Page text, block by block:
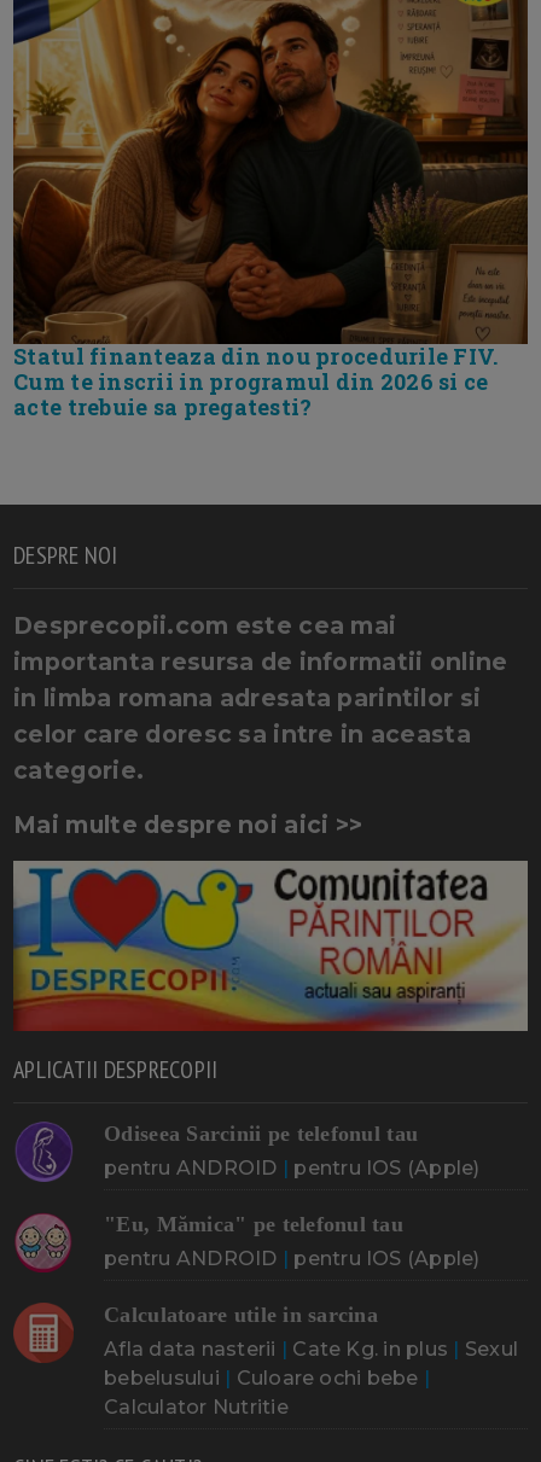
Statul finanteaza din nou procedurile FIV.
Cum te inscrii in programul din 2026 si ce
acte trebuie sa pregatesti?
DESPRE NOI
Desprecopii.com este cea mai
importanta resursa de informatii online
in limba romana adresata parintilor si
celor care doresc sa intre in aceasta
categorie.
Mai multe despre noi aici >>
APLICATII DESPRECOPII
Odiseea Sarcinii pe telefonul tau
pentru ANDROID | pentru IOS (Apple)
"Eu, Mămica" pe telefonul tau
pentru ANDROID | pentru IOS (Apple)
Calculatoare utile in sarcina
Afla data nasterii | Cate Kg. in plus | Sexul
bebelusului | Culoare ochi bebe |
Calculator Nutritie